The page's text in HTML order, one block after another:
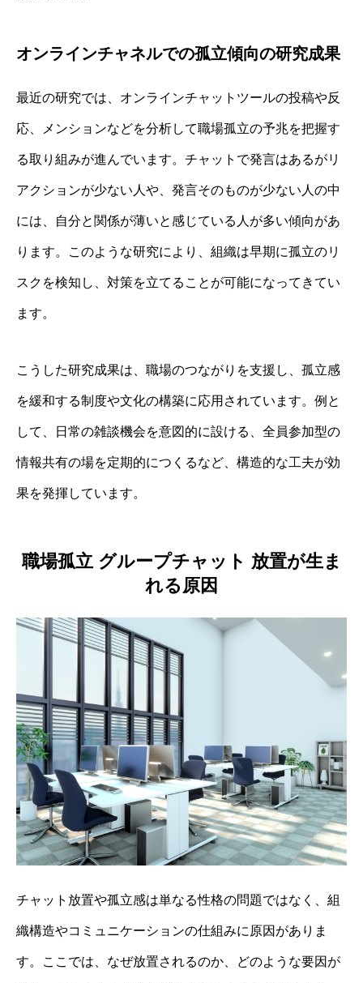
オンラインチャネルでの孤立傾向の研究成果
最近の研究では、オンラインチャットツールの投稿や反
応、メンションなどを分析して職場孤立の予兆を把握す
る取り組みが進んでいます。チャットで発言はあるがリ
アクションが少ない人や、発言そのものが少ない人の中
には、自分と関係が薄いと感じている人が多い傾向があ
ります。このような研究により、組織は早期に孤立のリ
スクを検知し、対策を立てることが可能になってきてい
ます。
こうした研究成果は、職場のつながりを支援し、孤立感
を緩和する制度や文化の構築に応用されています。例と
して、日常の雑談機会を意図的に設ける、全員参加型の
情報共有の場を定期的につくるなど、構造的な工夫が効
果を発揮しています。
職場孤立 グループチャット 放置が生ま
れる原因
チャット放置や孤立感は単なる性格の問題ではなく、組
織構造やコミュニケーションの仕組みに原因がありま
す。ここでは、なぜ放置されるのか、どのような要因が